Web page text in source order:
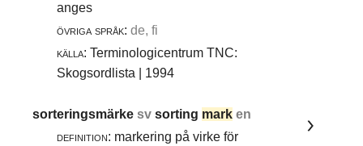
anges
övriga språk: de, fi
källa: Terminologicentrum TNC:
Skogsordlista | 1994
sorteringsmärkesvsorting mark en
definition: markering på virke för